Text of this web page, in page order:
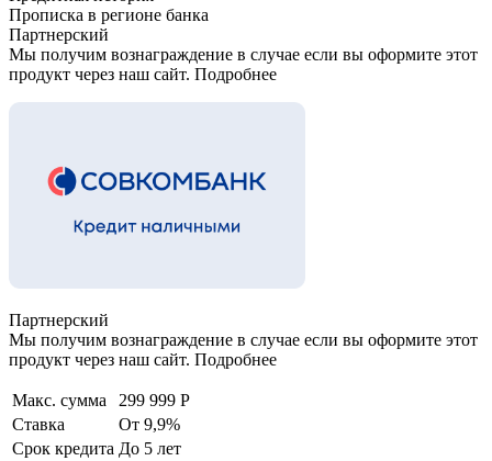
Прописка в регионе банка
Партнерский
Мы получим вознаграждение в случае если вы оформите этот
продукт через наш сайт. Подробнее
Партнерский
Мы получим вознаграждение в случае если вы оформите этот
продукт через наш сайт. Подробнее
Макс. сумма
299 999 Р
Ставка
От 9,9%
Срок кредита До 5 лет